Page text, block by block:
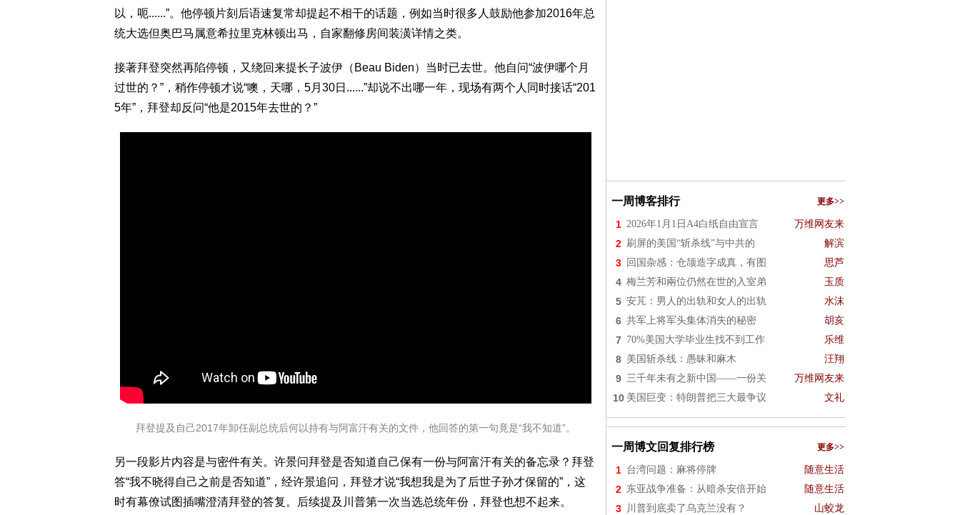
以，呃......”。他停顿片刻后语速复常却提起不相干的话题，例如当时很多人鼓励他参加2016年总
统大选但奥巴马属意希拉里克林顿出马，自家翻修房间装潢详情之类。
接著拜登突然再陷停顿，又绕回来提长子波伊（Beau Biden）当时已去世。他自问“波伊哪个月
过世的？”，稍作停顿才说“噢，天哪，5月30日......”却说不出哪一年，现场有两个人同时接话“201
5年”，拜登却反问“他是2015年去世的？”
拜登提及自己2017年卸任副总统后何以持有与阿富汗有关的文件，他回答的第一句竟是“我不知道”。
另一段影片内容是与密件有关。许景问拜登是否知道自己保有一份与阿富汗有关的备忘录？拜登
答“我不晓得自己之前是否知道”，经许景追问，拜登才说“我想我是为了后世子孙才保留的”，这
时有幕僚试图插嘴澄清拜登的答复。后续提及川普第一次当选总统年份，拜登也想不起来。
一周博客排行 更多>>
1 2026年1月1日A4白纸自由宣言 万维网友来
2 刷屏的美国“斩杀线”与中共的 解滨
3 回国杂感：仓颉造字成真，有图 思芦
4 梅兰芳和兩位仍然在世的入室弟 玉质
5 安芃：男人的出轨和女人的出轨 水沫
6 共军上将军头集体消失的秘密 胡亥
7 70%美国大学毕业生找不到工作 乐维
8 美国斩杀线：愚昧和麻木 汪翔
9 三千年未有之新中国——一份关 万维网友来
10 美国巨变：特朗普把三大最争议 文礼
一周博文回复排行榜 更多>>
1 台湾问题：麻将停牌 随意生活
2 东亚战争准备：从暗杀安倍开始 随意生活
3 川普到底卖了乌克兰没有？ 山蛟龙